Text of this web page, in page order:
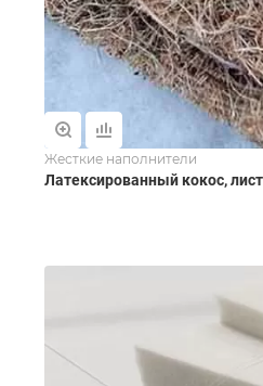
Жесткие наполнители
Латексированный кокос,